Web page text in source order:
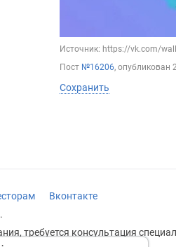
Источник: https://vk.com/
Пост №16206, опубликован
Сохранить
Вконтакте
требуется консультация